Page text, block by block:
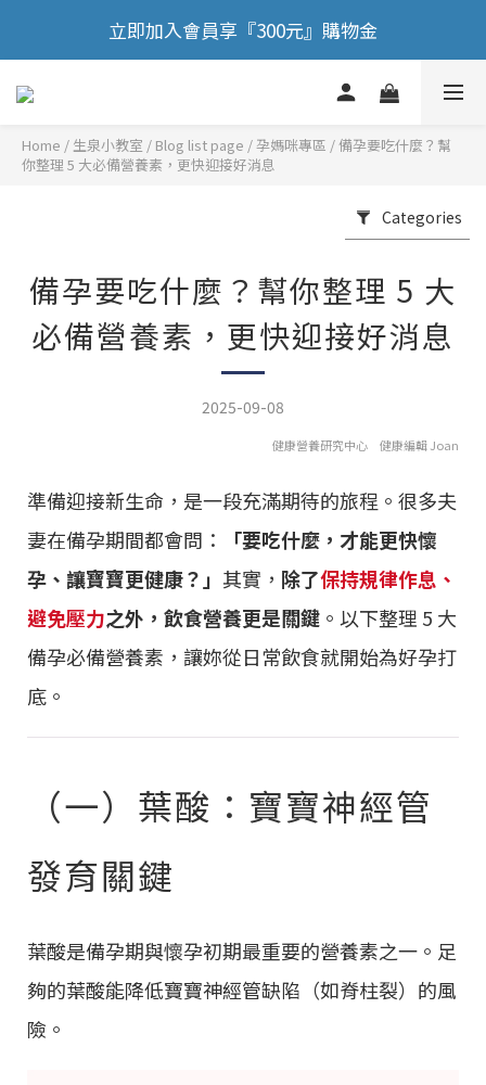
🎉 歡慶88節，滿額送膠原蛋白正貨！！
立即加入會員享『300元』購物金
🎉 歡慶88節，滿額送膠原蛋白正貨！！
Home / Blog list page /孕媽咪專區 /備孕要吃什麼？幫
你整理 5 大必備營養素，更快迎接好消息
Categories
備孕要吃什麼？幫你整理 5 大
必備營養素，更快迎接好消息
2025-09-08
健康營養研究中心 健康編輯 Joan
準備迎接新生命，是一段充滿期待的旅程。很多夫
妻在備孕期間都會問：
「要吃什麼，才能更快懷
孕、讓寶寶更健康？」 其實， 除了保持規律作息、
避免壓力之外，飲食營養更是關鍵 。以下整理 5 大
備孕必備營養素，讓妳從日常飲食就開始為好孕打
底。
（一）葉酸：寶寶神經管
發育關鍵
葉酸是備孕期與懷孕初期最重要的營養素之一。足
夠的葉酸能降低寶寶神經管缺陷（如脊柱裂）的風
險。